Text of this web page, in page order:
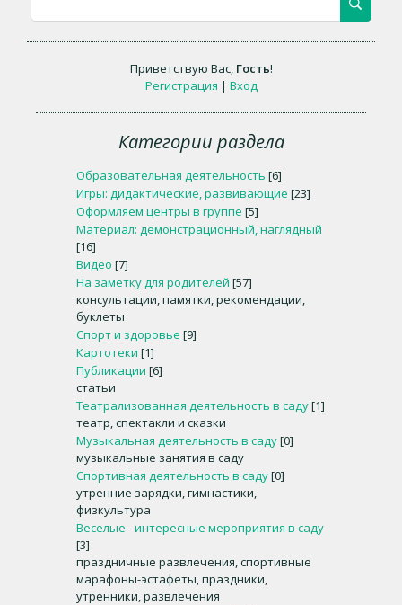
Приветствую Вас, Гость!
Регистрация | Вход
Категории раздела
Образовательная деятельность [6]
Игры: дидактические, развивающие [23]
Оформляем центры в группе [5]
Материал: демонстрационный, наглядный
[16]
Видео [7]
На заметку для родителей [57]
консультации, памятки, рекомендации,
буклеты
Спорт и здоровье [9]
Картотеки [1]
Публикации [6]
статьи
Театрализованная деятельность в саду[1]
театр, спектакли и сказки
Музыкальная деятельность в саду[0]
музыкальные занятия в саду
Спортивная деятельность в саду[0]
утренние зарядки, гимнастики,
физкультура
Веселые - интересные мероприятия в саду
[3]
праздничные развлечения, спортивные
марафоны-эстафеты, праздники,
утренники, развлечения